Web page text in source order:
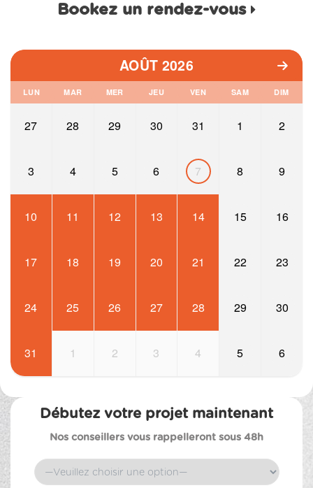
Débutez votre projet maintenant
Nos conseillers vous rappelleront sous 48h
Bookez un rendez-vous
AOÛT 2026
LUN MAR MER JEU VEN SAM DIM
27 28 29 30 31 1 2
3 4 5 6 7 8 9
10 11 12 13 14 15 16
17 18 19 20 21 22 23
24 25 26 27 28 29 30
31 1 2 3 4 5 6